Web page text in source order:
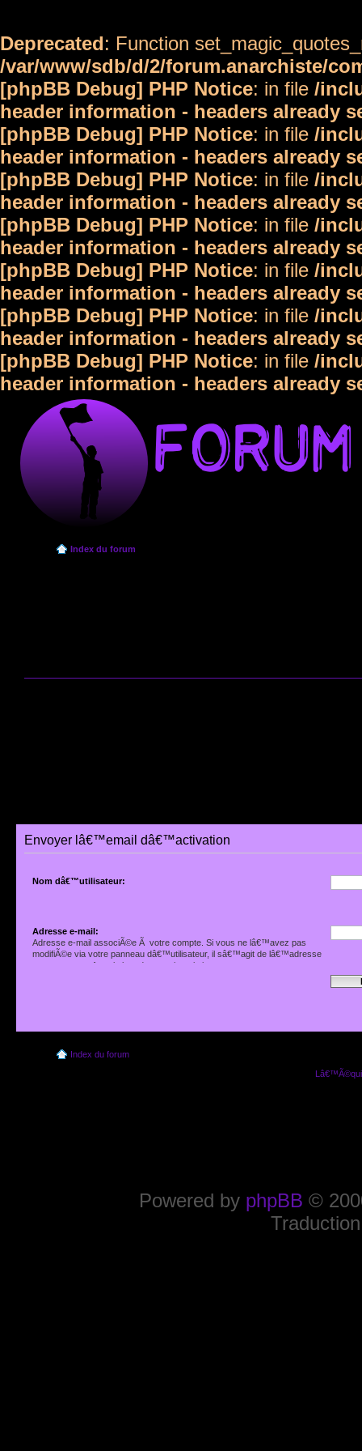
Deprecated: Function
/var/www/sdb/d/2/forum.anarchiste/
[phpBB Debug] PHP Notice: in file /
header information - headers already
[phpBB Debug] PHP Notice: in file /
header information - headers already
[phpBB Debug] PHP Notice: in file /
header information - headers already
[phpBB Debug] PHP Notice: in file /
header information - headers already
[phpBB Debug] PHP Notice: in file /
header information - headers already
[phpBB Debug] PHP Notice: in file /
header information - headers already
[phpBB Debug] PHP Notice: in file /
header information - headers already
Index du forum
Envoyer lâ€™email dâ€™activation
Nom dâ€™utilisateur:
Adresse e-mail:
Adresse e-mail associÃ©e Ã votre compte. Si vous ne lâ€™avez pas
modifiÃ©e via votre panneau dâ€™utilisateur, il sâ€™agit de lâ€™adresse
que vous avez fournie lors de votre inscription.
Index du forum
Powered by phpBB ©